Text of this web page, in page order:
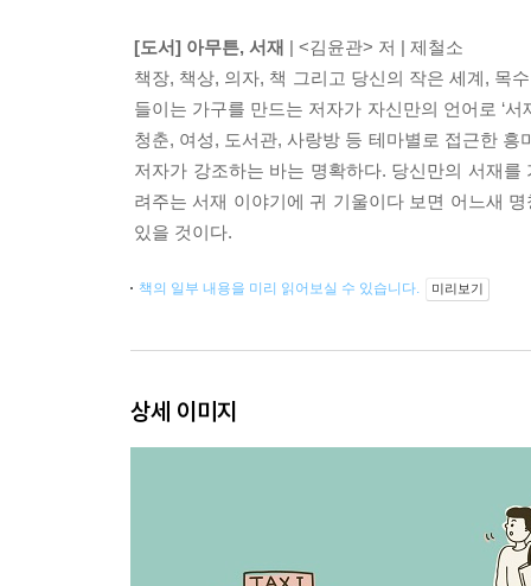
[도서] 아무튼, 서재 | <김윤관> 저 | 제철소
책장, 책상, 의자, 책 그리고 당신의 작은 세계, 목
들이는 가구를 만드는 저자가 자신만의 언어로 ‘
청춘, 여성, 도서관, 사랑방 등 테마별로 접근한
저자가 강조하는 바는 명확하다. 당신만의 서재
려주는 서재 이야기에 귀 기울이다 보면 어느새
있을 것이다.
책의 일부 내용을 미리 읽어보실 수 있습니다. 미리보기
상세 이미지